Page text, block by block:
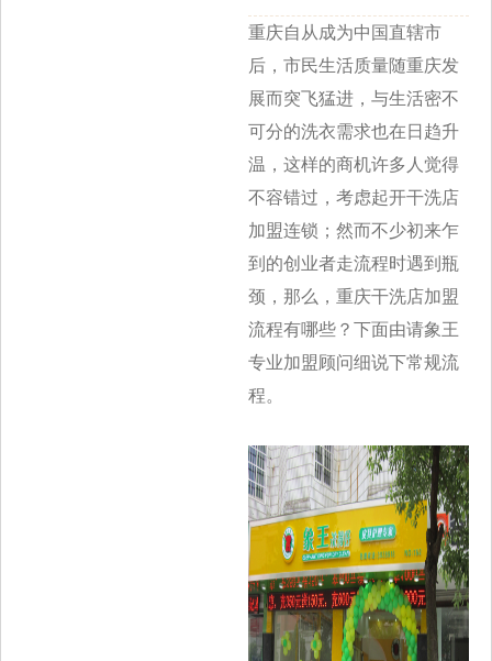
重庆自从成为中国直辖市
后，市民生活质量随重庆发
展而突飞猛进，与生活密不
可分的洗衣需求也在日趋升
温，这样的商机许多人觉得
不容错过，考虑起开干洗店
加盟连锁；然而不少初来乍
到的创业者走流程时遇到瓶
颈，那么，重庆干洗店加盟
流程有哪些？下面由请象王
专业加盟顾问细说下常规流
程。